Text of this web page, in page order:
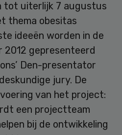
tot uiterlijk 7 augustus
thema obesitas
ideeën worden in de
2012 gepresenteerd
Den-presentator
jury. De
van het project:
een projectteam
bij de ontwikkeling